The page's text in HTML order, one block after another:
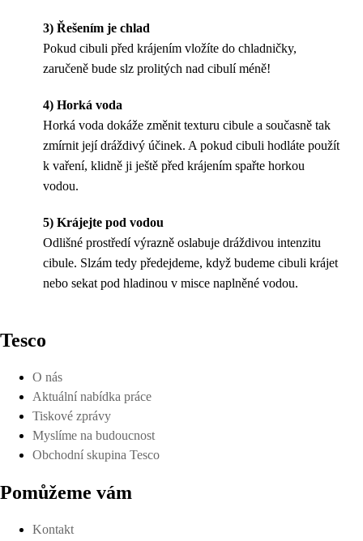
3) Řešením je chlad
Pokud cibuli před krájením vložíte do chladničky,
zaručeně bude slz prolitých nad cibulí méně!
4) Horká voda
Horká voda dokáže změnit texturu cibule a současně tak
zmírnit její dráždivý účinek. A pokud cibuli hodláte použít
k vaření, klidně ji ještě před krájením spařte horkou
vodou.
5) Krájejte pod vodou
Odlišné prostředí výrazně oslabuje dráždivou intenzitu
cibule. Slzám tedy předejdeme, když budeme cibuli krájet
nebo sekat pod hladinou v misce naplněné vodou.
Tesco
O nás
Aktuální nabídka práce
Tiskové zprávy
Myslíme na budoucnost
Obchodní skupina Tesco
Pomůžeme vám
Kontakt